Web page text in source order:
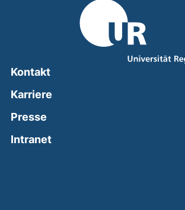
Kontakt
Karriere
Presse
Intranet(external link, opens in a